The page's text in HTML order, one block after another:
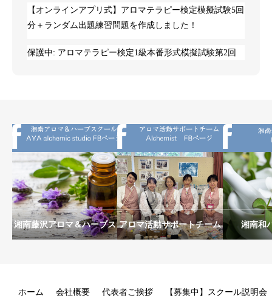
【オンラインアプリ式】アロマテラピー検定模擬試験5回
分＋ランダム出題練習問題を作成しました！
保護中: アロマテラピー検定1級本番形式模擬試験第2回
湘南藤沢アロマ＆ハーブス アロマ活動サポートチーム 湘南和
ホーム 会社概要 代表者ご挨拶 【募集中】スクール説明会